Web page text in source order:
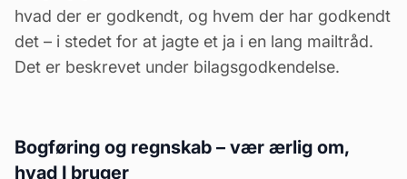
hvad der er godkendt, og hvem der har godkendt
det – i stedet for at jagte et ja i en lang mailtråd.
Det er beskrevet under bilagsgodkendelse.
Bogføring og regnskab – vær ærlig om,
hvad I bruger